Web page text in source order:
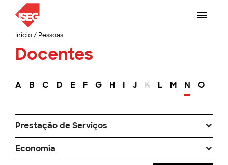
Início/ Pessoas
Docentes
A B C D E F G H I J K L M N O
Prestação de Serviços
Economia